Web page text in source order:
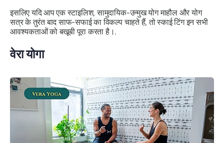
इसलिए यदि आप एक स्टाइलिश, सामुदायिक-उन्मुख योग माहौल और योग
सत्र के तुरंत बाद साफ-सफाई का विकल्प चाहते हैं, तो स्काई टिंग इन सभी
आवश्यकताओं को बखूबी पूरा करता है।.
वेरा योगा